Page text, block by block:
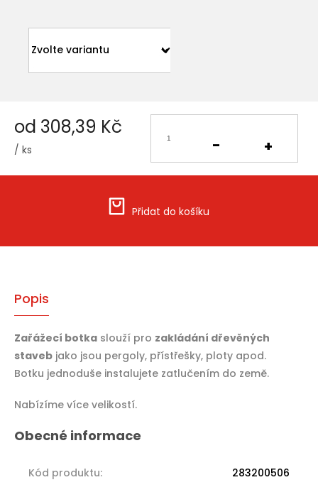
od 308,39 Kč
/ ks
cena:
Přidat do košíku
Popis
Zařážecí botka slouží pro zakládání dřevěných
staveb jako jsou pergoly, přístřešky, ploty apod.
Botku jednoduše instalujete zatlučením do země.
Nabízíme více velikostí.
Kód produktu: 283200506